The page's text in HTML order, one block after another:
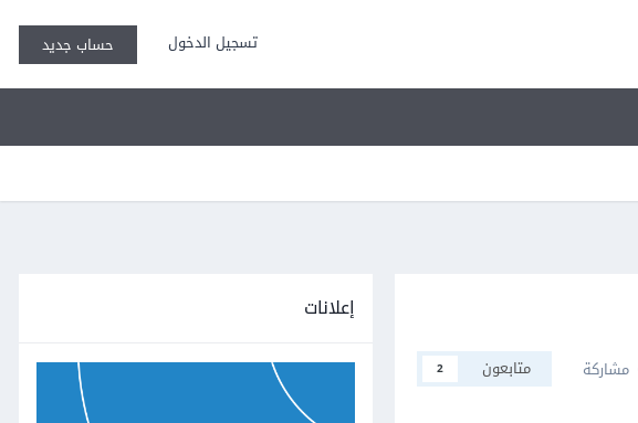
تسجيل الدخول حساب جديد
مشاركة متابعون 2
إعلانات